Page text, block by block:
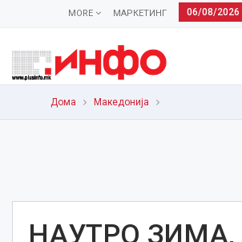
06/08/2026
МАРКЕТИНГ
MORE
Дома Македонија
НАУТРО ЗИМА,